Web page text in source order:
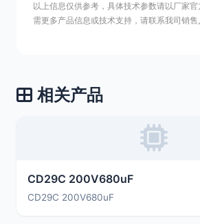
以上信息仅供参考，具体技术参数请以厂家
需更多产品信息或技术支持，请联系我司销售
相关产品
CD29C 200V680uF
CD29C 200V680uF